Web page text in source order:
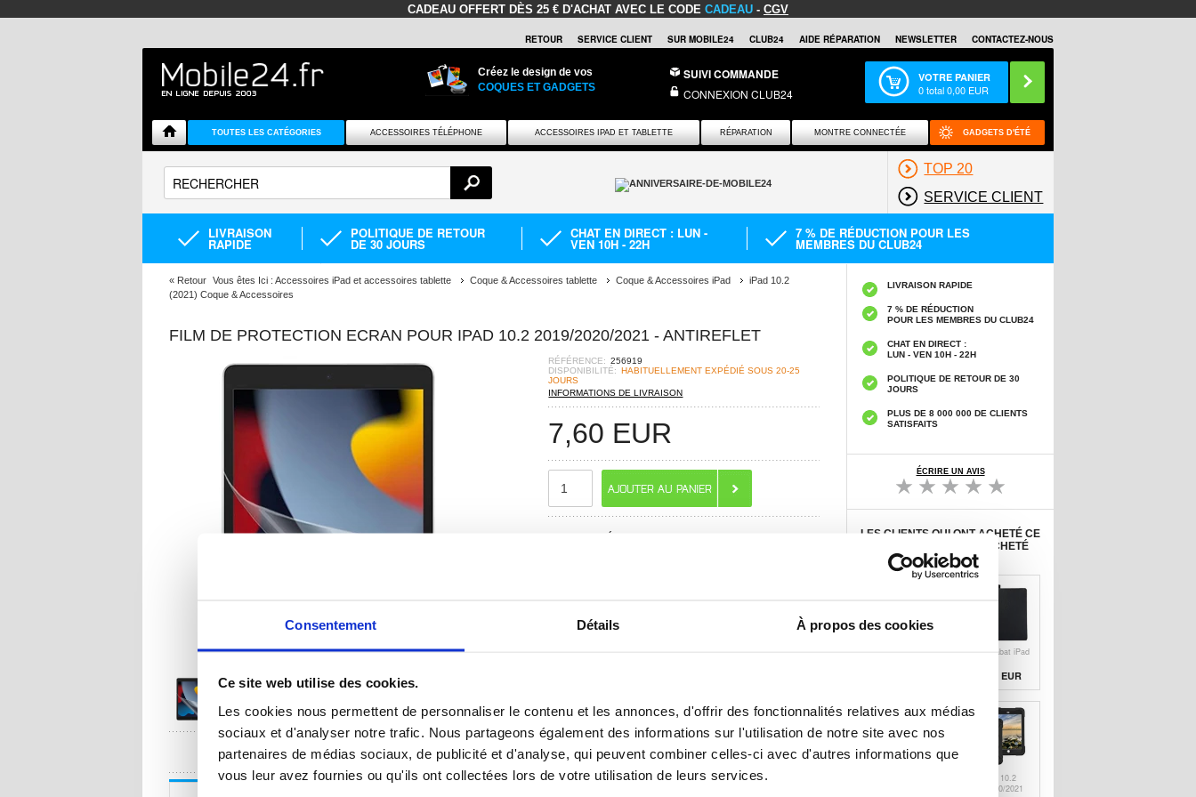
Consentement Détails À propos des cookies
Ce site web utilise des cookies.
Les cookies nous permettent de personnaliser le contenu et les annonces, d'offrir des fonctionnalités relatives aux médias
sociaux et d'analyser notre trafic. Nous partageons également des informations sur l'utilisation de notre site avec nos
partenaires de médias sociaux, de publicité et d'analyse, qui peuvent combiner celles-ci avec d'autres informations que
vous leur avez fournies ou qu'ils ont collectées lors de votre utilisation de leurs services.
CADEAU OFFERT DÈS 25 € D'ACHAT AVEC LE CODE CADEAU - CGV
RETOUR SERVICE CLIENT SUR MOBILE24 CLUB24 AIDE RÉPARATION NEWSLETTER CONTACTEZ-NOUS
Créez le design de vos
COQUES ET GADGETS
SUIVI COMMANDE
CONNEXION CLUB24
VOTRE PANIER
0total0,00 EUR
TOUTES LES CATÉGORIES ACCESSOIRES TÉLÉPHONE ACCESSOIRES IPAD ET TABLETTE RÉPARATION MONTRE CONNECTÉE GADGETS D'ÉTÉ
TOP 20
SERVICE CLIENT
LIVRAISON
RAPIDE
POLITIQUE DE RETOUR
DE 30 JOURS
CHAT EN DIRECT : LUN -
VEN 10H - 22H
7 % DE RÉDUCTION POUR LES
MEMBRES DU CLUB24
« Retour Vous êtes Ici : Accessoires iPad et accessoires tablette Coque & Accessoires tablette Coque & Accessoires iPad
iPad 10.2
(2021) Coque & Accessoires
FILM DE PROTECTION ECRAN POUR IPAD 10.2 2019/2020/2021 - ANTIREFLET
RÉFÉRENCE: 256919
DISPONIBILITÉ: HABITUELLEMENT EXPÉDIÉ SOUS 20-25
JOURS
INFORMATIONS DE LIVRAISON
7,60 EUR
UNE QUESTION ? CONTACTEZ-NOUS ! CHAT EN DIRECT
LIVRAISON RAPIDE
7 % DE RÉDUCTION
POUR LES MEMBRES DU CLUB24
CHAT EN DIRECT :
LUN - VEN 10H - 22H
POLITIQUE DE RETOUR DE 30
JOURS
PLUS DE 8 000 000 DE CLIENTS
SATISFAITS
ÉCRIRE UN AVIS
LES CLIENTS QUI ONT ACHETÉ CE
PRODUIT ONT AUSSI ACHETÉ
Étui à Rabat iPad
2019/2020/2021
Rotatif 360 - Noir
15,30 EUR
Étui iPad 10.2
2019/2020/2021